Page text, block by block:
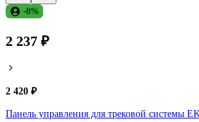
-8%
2 237 ₽
2 420 ₽
Панель управления для трековой системы